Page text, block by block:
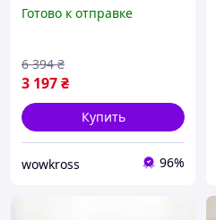
UNIQUE, Набор кастрюль
70
Готово к отправке
3 197₴
6 394 ₴
Купить
wowkross 96%